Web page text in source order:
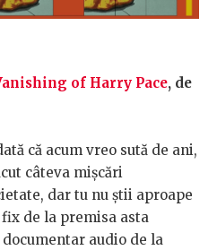
of Harry Pace, de
că acum vreo sută de ani,
câteva mișcări
dar tu nu știi aproape
de la premisa asta
audio de la